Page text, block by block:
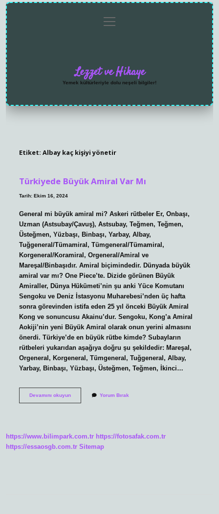
menüyü
aç
Lezzet ve Hikaye
Yemek kültürleriyle dolu neşeli bilgiler!
Etiket: Albay kaç kişiyi yönetir
Türkiyede Büyük Amiral Var Mı
Tarih: Ekim 16, 2024
General mi büyük amiral mi? Askeri rütbeler Er, Onbaşı,
Uzman (Astsubay/Çavuş), Astsubay, Teğmen, Teğmen,
Üsteğmen, Yüzbaşı, Binbaşı, Yarbay, Albay,
Tuğgeneral/Tümamiral, Tümgeneral/Tümamiral,
Korgeneral/Koramiral, Orgeneral/Amiral ve
Mareşal/Binbaşıdır. Amiral biçimindedir. Dünyada büyük
amiral var mı? One Piece’te. Dizide görünen Büyük
Amiraller, Dünya Hükümeti’nin şu anki Yüce Komutanı
Sengoku ve Deniz İstasyonu Muharebesi’nden üç hafta
sonra görevinden istifa eden 25 yıl önceki Büyük Amiral
Kong ve sonuncusu Akainu’dur. Sengoku, Kong’a Amiral
Aokiji’nin yeni Büyük Amiral olarak onun yerini almasını
önerdi. Türkiye’de en büyük rütbe kimde? Subayların
rütbeleri yukarıdan aşağıya doğru şu şekildedir: Mareşal,
Orgeneral, Korgeneral, Tümgeneral, Tuğgeneral, Albay,
Yarbay, Binbaşı, Yüzbaşı, Üsteğmen, Teğmen, İkinci…
Devamını okuyunTürkiyede
Yorum Bırak
https://www.bilimpark.com.tr https://fotosafak.com.tr
https://essaosgb.com.tr Sitemap